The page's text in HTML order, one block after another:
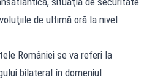
de ultimă oră la nivel
României se va referi la
bilateral în domeniul